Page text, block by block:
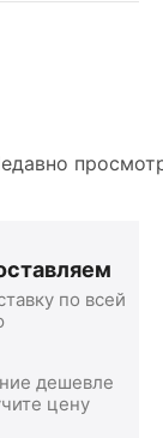
по всей
дешевле
цену